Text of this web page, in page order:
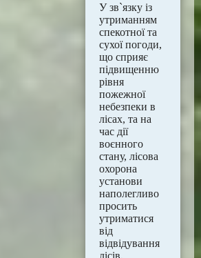
У зв`язку із
утриманням
спекотної та
сухої погоди,
що сприяє
підвищенню
рівня
пожежної
небезпеки в
лісах, та на
час дії
воєнного
стану, лісова
охорона
установи
наполегливо
просить
утриматися
від
відвідування
лісів,